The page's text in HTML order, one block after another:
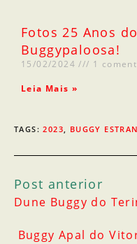
Fotos 25 Anos
Buggypaloosa!
15/02/2024 1
Leia Mais »
TAGS:2023 BUGGY
Post anterior
Dune Buggy do
Buggy Apal do